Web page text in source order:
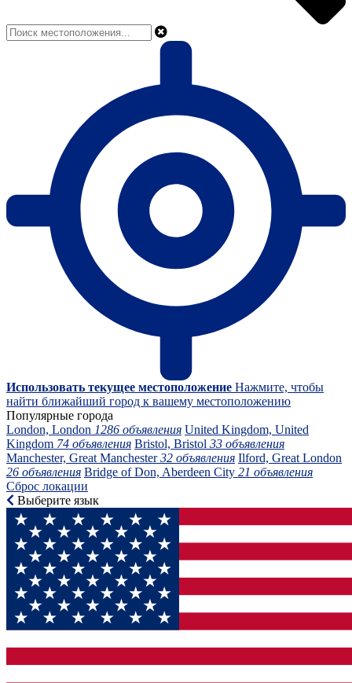
Использовать текущее местоположение Нажмите, чтобы
найти ближайший город к вашему местоположению
Популярные города
London, London 1286 объявления United Kingdom, United
Kingdom 74 объявления Bristol, Bristol 33 объявления
Manchester, Great Manchester32 объявления Ilford, Great London
26 объявления Bridge of Don, Aberdeen City 21 объявления
Сброс локации
Выберите язык